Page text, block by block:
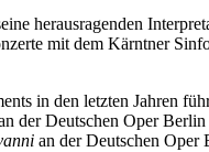
herausragenden
mit dem Kärntner
in den letzten Jahren
der Deutschen Oper Berlin
an der Deutschen Oper